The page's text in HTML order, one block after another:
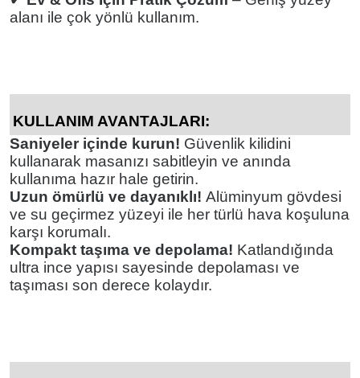
alanı ile çok yönlü kullanım.
KULLANIM AVANTAJLARI:
Saniyeler içinde kurun! Güvenlik kilidini
kullanarak masanızı sabitleyin ve anında
kullanıma hazır hale getirin.
Uzun ömürlü ve dayanıklı! Alüminyum gövdesi
ve su geçirmez yüzeyi ile her türlü hava koşuluna
karşı korumalı.
Kompakt taşıma ve depolama! Katlandığında
ultra ince yapısı sayesinde depolaması ve
taşıması son derece kolaydır.